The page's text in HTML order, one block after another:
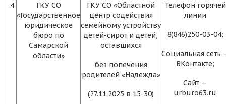
4
ГКУ СО
«Государственное
юридическое
бюро по
Самарской
области»
ГКУ СО «Областной
центр содействия
семейному устройству
детей-сирот и детей,
оставшихся
без попечения
родителей «Надежда»
(27.11.2025 в 15-30)
Телефон горячей
линии
8(846)250-03-04;
Социальная сеть
ВКонтакте;
Сайт –
urburo63.ru